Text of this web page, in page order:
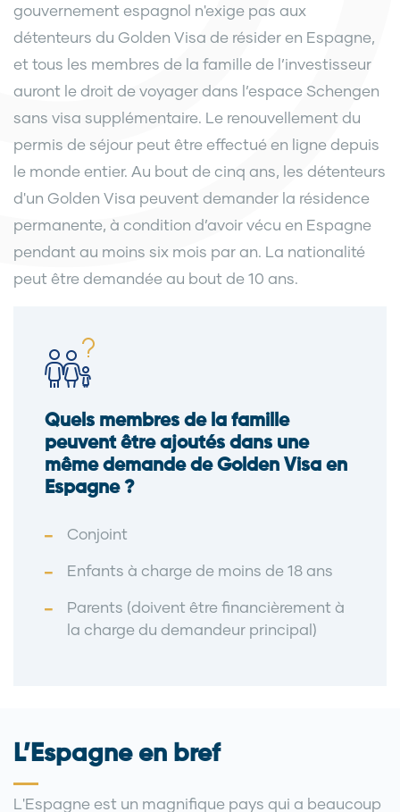
gouvernement espagnol n'exige pas aux
détenteurs du Golden Visa de résider en Espagne,
et tous les membres de la famille de l’investisseur
auront le droit de voyager dans l’espace Schengen
sans visa supplémentaire. Le renouvellement du
permis de séjour peut être effectué en ligne depuis
le monde entier. Au bout de cinq ans, les détenteurs
d'un Golden Visa peuvent demander la résidence
permanente, à condition d’avoir vécu en Espagne
pendant au moins six mois par an. La nationalité
peut être demandée au bout de 10 ans.
Quels membres de la famille
peuvent être ajoutés dans une
même demande de Golden Visa en
Espagne ?
Conjoint
Enfants à charge de moins de 18 ans
Parents (doivent être financièrement à
la charge du demandeur principal)
L’Espagne en bref
L'Espagne est un magnifique pays qui a beaucoup